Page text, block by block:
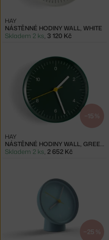
NÁSTĚNNÉ HODINY WALL, WHITE
HAY
Skladem 2 ks, 3 120 Kč
−15 %
NÁSTĚNNÉ HODINY WALL, GREEN
HAY
Skladem 2 ks, 2 652 Kč
−25 %